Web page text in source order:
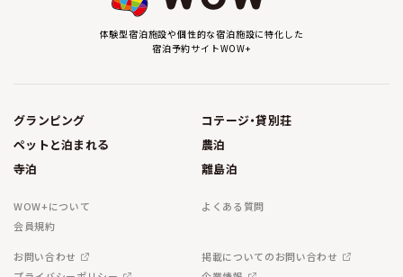
体験型宿泊施設や個性的な宿泊施設に特化した
宿泊予約サイトWOW+
グランピング
コテージ・貸別荘
ペットと泊まれる
農泊
寺泊
離島泊
WOW+について
よくある質問
会員規約
お問い合わせ
掲載についてのお問い合わせ